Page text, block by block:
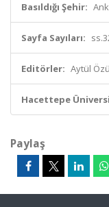
Basıldığı Şehir:
Sayfa Sayıları:
Editörler: Aytül
Hacettepe
Paylaş